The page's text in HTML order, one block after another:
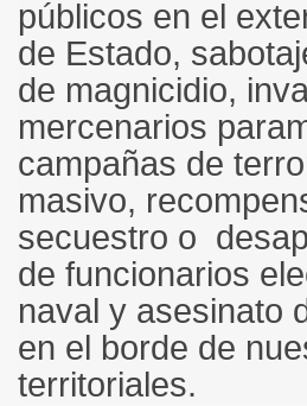
públicos en el
de Estado,
de magnicidio,
mercenarios
campañas de
masivo,
secuestro o
de funcionarios
naval y asesinato
en el borde de
territoriales.